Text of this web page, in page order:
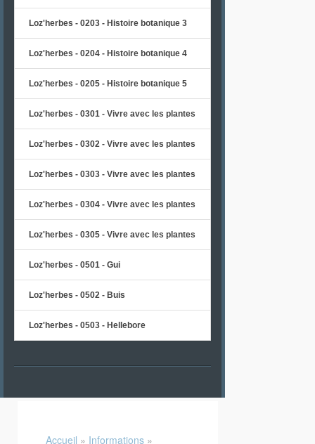
Loz'herbes - 0203 - Histoire botanique 3
Loz'herbes - 0204 - Histoire botanique 4
Loz'herbes - 0205 - Histoire botanique 5
Loz'herbes - 0301 - Vivre avec les plantes
Loz'herbes - 0302 - Vivre avec les plantes
Loz'herbes - 0303 - Vivre avec les plantes
Loz'herbes - 0304 - Vivre avec les plantes
Loz'herbes - 0305 - Vivre avec les plantes
Loz'herbes - 0501 - Gui
Loz'herbes - 0502 - Buis
Loz'herbes - 0503 - Hellebore
Accueil » Informations »